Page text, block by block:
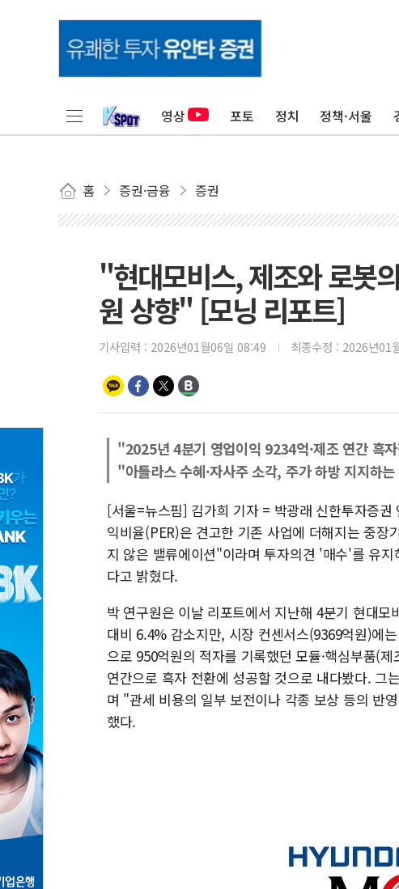
영상 포토 정치 정책·서울
홈 증권·금융 증권
"현대모비스, 제조와 로봇
원 상향" [모닝 리포트]
기사입력 : 2026년01월06일 08:49 최종수정 : 2026년01
"2025년 4분기 영업이익 9234억·제조 연간 흑
"아틀라스 수혜·자사주 소각, 주가 하방 지지하
[서울=뉴스핌] 김가희 기자 = 박광래 신한투자증
익비율(PER)은 견고한 기존 사업에 더해지는 중
지 않은 밸류에이션"이라며 투자의견 '매수'를 유
다고 밝혔다.
박 연구원은 이날 리포트에서 지난해 4분기 현대
대비 6.4% 감소지만, 시장 컨센서스(9369억원)에
으로 950억원의 적자를 기록했던 모듈·핵심부품(
연간으로 흑자 전환에 성공할 것으로 내다봤다.
며 "관세 비용의 일부 보전이나 각종 보상 등의 반
했다.